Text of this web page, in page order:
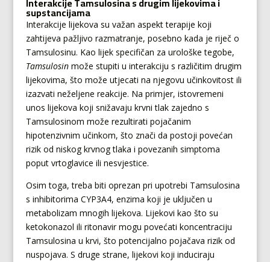
supstancijama
Interakcije lijekova su važan aspekt terapije koji
zahtijeva pažljivo razmatranje, posebno kada je riječ o
Tamsulosinu. Kao lijek specifičan za urološke tegobe,
Tamsulosin može stupiti u interakciju s različitim drugim
lijekovima, što može utjecati na njegovu učinkovitost ili
izazvati neželjene reakcije. Na primjer, istovremeni
unos lijekova koji snižavaju krvni tlak zajedno s
Tamsulosinom može rezultirati pojačanim
hipotenzivnim učinkom, što znači da postoji povećan
rizik od niskog krvnog tlaka i povezanih simptoma
poput vrtoglavice ili nesvjestice.
Osim toga, treba biti oprezan pri upotrebi Tamsulosina
s inhibitorima CYP3A4, enzima koji je uključen u
metabolizam mnogih lijekova. Lijekovi kao što su
ketokonazol ili ritonavir mogu povećati koncentraciju
Tamsulosina u krvi, što potencijalno pojačava rizik od
nuspojava. S druge strane, lijekovi koji induciraju